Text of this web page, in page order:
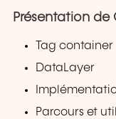
Présentation de
Tag container
DataLayer
Parcours et